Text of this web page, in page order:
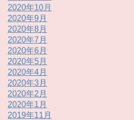
2020年10月
2020年9月
2020年8月
2020年7月
2020年6月
2020年5月
2020年4月
2020年3月
2020年2月
2020年1月
2019年11月